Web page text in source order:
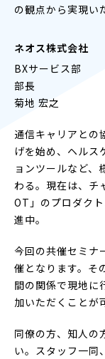
の観点から実現い
ネオス株式会社
BXサービス部
部長
菊地 宏之
通信キャリアとの
げを始め、ヘル
ョンツールなど、
わる。現在は、
OT」のプロダク
進中。
今回の共催セミナ
催となります。そ
間の関係で現地に
加いただくことが
同僚の方、知人の
い。スタッフ一同